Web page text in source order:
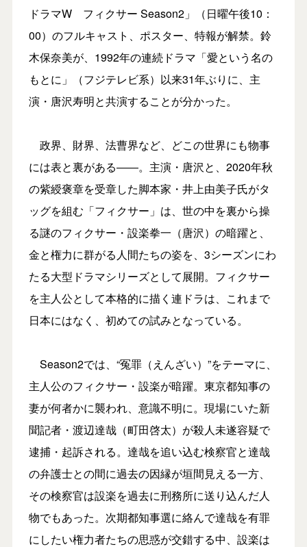
ドラマW フィクサー Season2」（日曜午後10：
00）のフルキャスト、ポスター、特報が解禁。鈴
木保奈美が、1992年の連続ドラマ「愛という名の
もとに」（フジテレビ系）以来31年ぶりに、主
演・唐沢寿明と共演することが分かった。
政界、財界、法曹界など、どこの世界にも物事
には表と裏がある――。主演・唐沢と、2020年秋
の紫綬褒章を受章した脚本家・井上由美子氏がタ
ッグを組む「フィクサー」は、世の中を裏から操
る謎のフィクサー・設楽拳一（唐沢）の暗躍と、
金と権力に群がる人間たちの姿を、3シーズンにわ
たる大型ドラマシリーズとして展開。フィクサー
を主人公として本格的に描く連ドラは、これまで
日本にはなく、初めての試みとなっている。
Season2では、“冤罪（えんざい）”をテーマに、
主人公のフィクサー・設楽が暗躍。東京都知事の
妻が何者かに襲われ、意識不明に。現場にいた新
聞記者・渡辺達哉（町田啓太）が殺人未遂容疑で
逮捕・起訴される。達哉を追い込む検察官と達哉
の弁護士との間に過去の因縁が垣間見える一方、
その検察官は設楽を過去に刑務所に送り込んだ人
物でもあった。次期都知事選に絡んで達哉を有罪
にしたい権力者たちの思惑が交錯する中、設楽は